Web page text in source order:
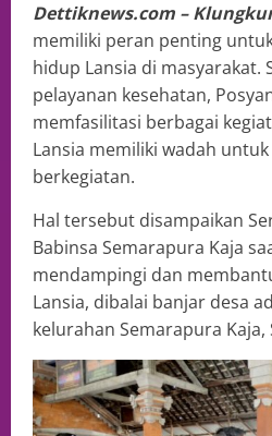
Dettiknews.com –
memiliki peran penting
hidup Lansia di masyarakat.
pelayanan kesehatan,
memfasilitasi berbagai
Lansia memiliki wadah
berkegiatan.
Hal tersebut disampaikan
Babinsa Semarapura Kaja
mendampingi dan
Lansia, dibalai banjar desa
kelurahan Semarapura Kaja,